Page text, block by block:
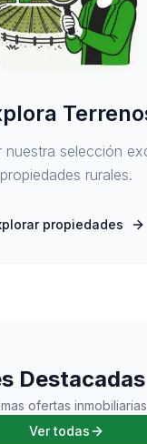
nuestra selección
propiedades rurales.
propiedades
Destacadas
ofertas inmobiliarias
Ver todas